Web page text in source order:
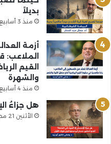
بديلاً
منذ 3 أسابيع
أزمة
القيم
والشهرة
منذ 4 أسابيع
هل جزاءُ
الأثنين 21 محرم 1448هـ 6-7-2026م